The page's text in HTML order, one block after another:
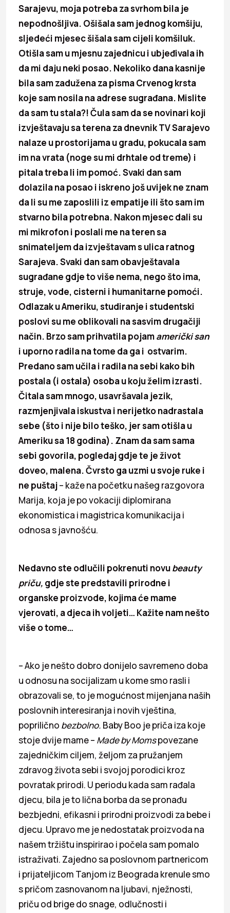
Sarajevu, moja potreba za svrhom bila je
nepodnošljiva. Ošišala sam jednog komšiju,
sljedeći mjesec šišala sam cijeli komšiluk.
Otišla sam u mjesnu zajednicu i ubjeđivala ih
da mi daju neki posao. Nekoliko dana kasnije
bila sam zadužena za pisma Crvenog krsta
koje sam nosila na adrese sugrađana. Mislite
da sam tu stala?! Čula sam da se novinari koji
izvještavaju sa terena za dnevnik TV Sarajevo
nalaze u prostorijama u gradu, pokucala sam
im na vrata (noge su mi drhtale od treme) i
pitala treba li im pomoć. Svaki dan sam
dolazila na posao i iskreno još uvijek ne znam
da li su me zaposlili iz empatije ili što sam im
stvarno bila potrebna. Nakon mjesec dali su
mi mikrofon i poslali me na teren sa
snimateljem da izvještavam s ulica ratnog
Sarajeva. Svaki dan sam obavještavala
sugrađane gdje to više nema, nego što ima,
struje, vode, cisterni i humanitarne pomoći.
Odlazak u Ameriku, studiranje i studentski
poslovi su me oblikovali na sasvim drugačiji
način. Brzo sam prihvatila pojamamerički san
i uporno radila na tome da ga i ostvarim.
Predano sam učila i ra­dila na sebi kako bih
postala (i ostala) osoba u koju želim izrasti.
Čitala sam mnogo, usavršavala jezik,
razmjenjivala iskustva i nerijetko nadrastala
sebe (što i nije bilo teško, jer sam otišla u
Ameriku sa 18 godina). Znam da sam sama
sebi govorila, pogledaj gdje te je život
doveo, malena. Čvrsto ga uzmi u svoje ruke i
ne puštaj– kaže na početku našeg razgovora
Marija, koja je po vokaciji diplomirana
ekonomistica i magistrica komunikacija i
odnosa s javnošću.
Nedavno ste odlučili pokrenuti novubeauty
priču, gdje ste predstavili prirodne i
organske proizvode, kojima će mame
vjerovati, a djeca ih voljeti… Kažite nam nešto
više o tome…
– Ako je nešto dobro donijelo savremeno doba
u odnosu na socijalizam u kome smo rasli i
obrazovali se, to je mogućnost mijenjana naših
poslovnih interesiranja i novih vještina,
poprilično bezbolno. Baby Boo je priča iza koje
stoje dvije mame – Made by Momspovezane
zajedničkim ciljem, željom za pružanjem
zdravog života sebi i svojoj porodici kroz
povratak prirodi. U periodu kada sam rađala
djecu, bila je to lična borba da se pronađu
bezbjedni, efikasni i prirodni proizvodi za bebe i
djecu. Upravo me je nedostatak proizvoda na
našem tržištu inspirirao i počela sam pomalo
istraživati. Zajedno sa poslovnom partnericom
i prijateljicom Tanjom iz Beograda krenule smo
s pričom zasnovanom na ljubavi, nježnosti,
priču od brige do snage, odlučnosti i